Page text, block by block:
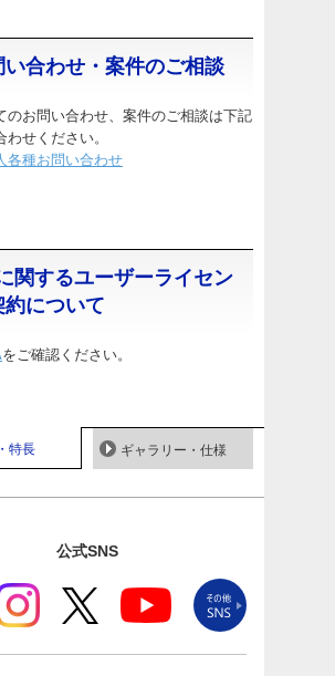
い合わせ・案件のご相談
のお問い合わせ、案件のご相談は下記
わせください。
各種お問い合わせ
関するユーザーライセン
約について
をご確認ください。
特長 ギャラリー・仕様
公式SNS